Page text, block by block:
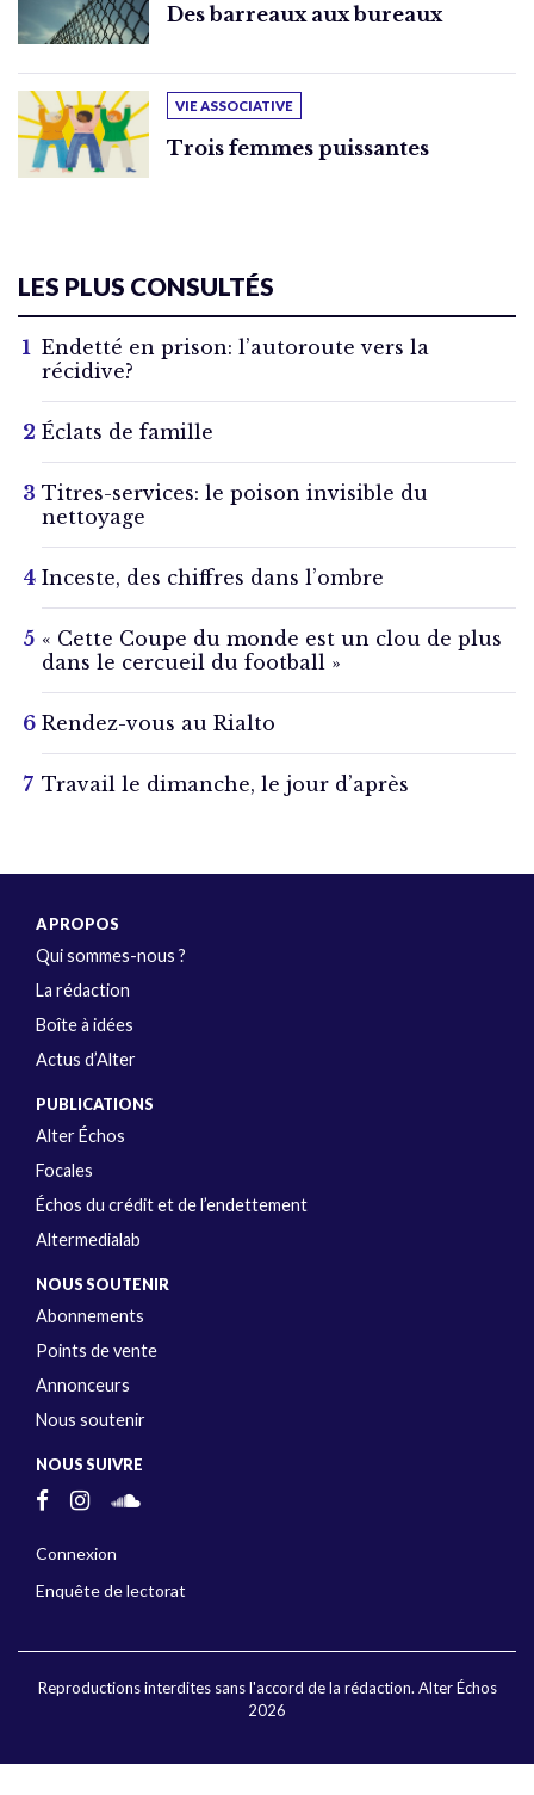
Des barreaux aux bureaux
VIE ASSOCIATIVE
Trois femmes puissantes
LES PLUS CONSULTÉS
Endetté en prison: l’autoroute vers la
récidive?
Éclats de famille
Titres-services: le poison invisible du
nettoyage
Inceste, des chiffres dans l’ombre
« Cette Coupe du monde est un clou de plus
dans le cercueil du football »
Rendez-vous au Rialto
Travail le dimanche, le jour d’après
A PROPOS
Qui sommes-nous ?
La rédaction
Boîte à idées
Actus d’Alter
PUBLICATIONS
Alter Échos
Focales
Échos du crédit et de l’endettement
Altermedialab
NOUS SOUTENIR
Abonnements
Points de vente
Annonceurs
Nous soutenir
NOUS SUIVRE
Connexion
Enquête de lectorat
Reproductions interdites sans l'accord de la rédaction. Alter Échos
2026